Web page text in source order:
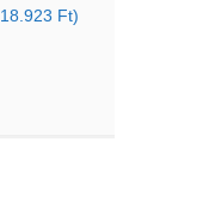
18.923 Ft)